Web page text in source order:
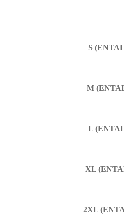
S
M
L
XL
2XL